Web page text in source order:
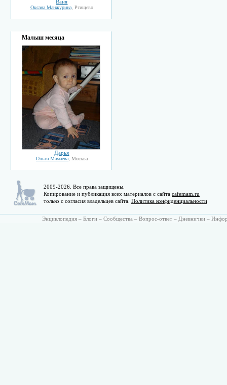
Ваня
Оксана Манжурина, Ртищево
Малыш месяца
Дарья
Ольга Мамаева, Москва
2009-2026. Все права защищены.
Копирование и публикация всех материалов с сайта cafemam.ru
только с согласия владельцев сайта. Политика конфиденциальности
Энциклопедия – Блоги – Сообщества – Вопрос-ответ – Дневнички –